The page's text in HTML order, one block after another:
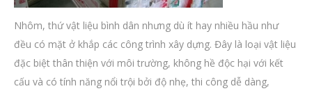
Nhôm, thứ vật liệu bình dân nhưng dù ít hay nhiều hầu như
đều có mặt ở khắp các công trình xây dựng. Đây là loại vật liệu
đặc biệt thân thiện với môi trường, không hề độc hại với kết
cấu và có tính năng nổi trội bởi độ nhẹ, thi công dễ dàng,